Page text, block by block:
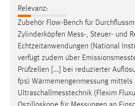
Relevanz:
Zubehör Flow-Bench für
Zylinderköpfen Mess-, Steuer- und
Echtzeitanwendungen (National
verfügt zudem über
Prüfzellen [...] bei reduzierter
fps) Wärmemengenmessung mittels
Ultraschallmesstechnik (Flexim
Name:
site-language-preference
Zweck:
Das Cookie speichert die gewählte
Cookie Laufzeit:
30 Tage
Chat